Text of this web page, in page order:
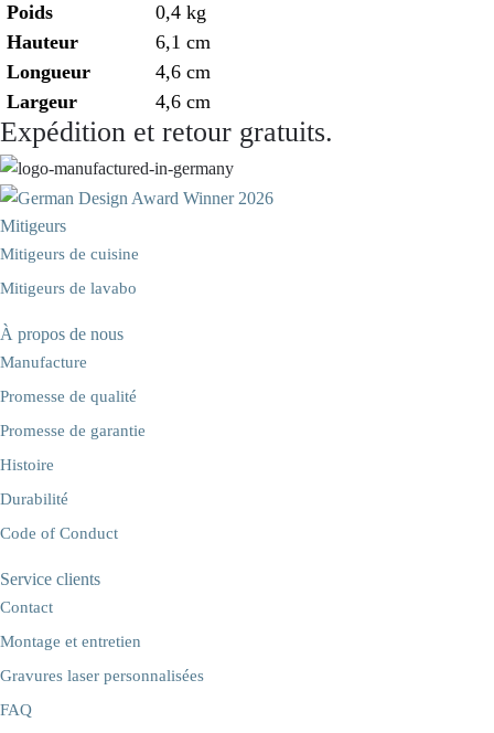
Poids
0,4 kg
Hauteur
6,1 cm
Longueur
4,6 cm
Largeur
4,6 cm
Expédition et retour gratuits.
Mitigeurs
Mitigeurs de cuisine
Mitigeurs de lavabo
À propos de nous
Manufacture
Promesse de qualité
Promesse de garantie
Histoire
Durabilité
Code of Conduct
Service clients
Contact
Montage et entretien
Gravures laser personnalisées
FAQ